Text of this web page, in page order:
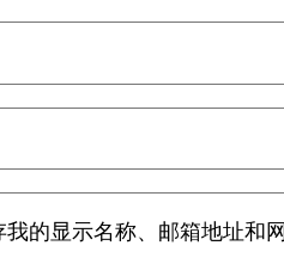
的显示名称、邮箱地址和